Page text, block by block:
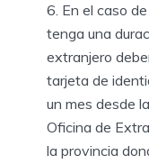
En el caso
tenga una
extranjero
tarjeta de
un mes desde
Oficina de
la provincia